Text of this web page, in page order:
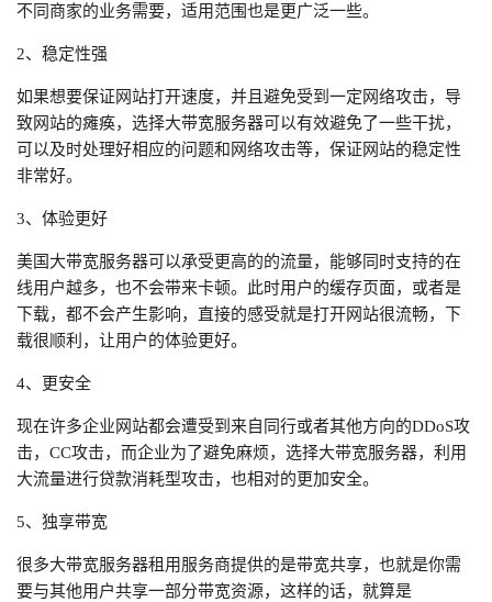
不同商家的业务需要，适用范围也是更广泛一些。
2、稳定性强
如果想要保证网站打开速度，并且避免受到一定网络攻击，导
致网站的瘫痪，选择大带宽服务器可以有效避免了一些干扰，
可以及时处理好相应的问题和网络攻击等，保证网站的稳定性
非常好。
3、体验更好
美国大带宽服务器可以承受更高的的流量，能够同时支持的在
线用户越多，也不会带来卡顿。此时用户的缓存页面，或者是
下载，都不会产生影响，直接的感受就是打开网站很流畅，下
载很顺利，让用户的体验更好。
4、更安全
现在许多企业网站都会遭受到来自同行或者其他方向的DDoS攻
击，CC攻击，而企业为了避免麻烦，选择大带宽服务器，利用
大流量进行贷款消耗型攻击，也相对的更加安全。
5、独享带宽
很多大带宽服务器租用服务商提供的是带宽共享，也就是你需
要与其他用户共享一部分带宽资源，这样的话，就算是